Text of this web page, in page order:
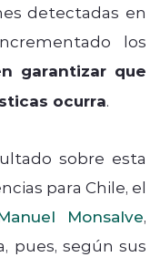
detectadas en
los
garantizar que
ocurra.
sobre esta
para Chile, el
Monsalve,
pues, según sus